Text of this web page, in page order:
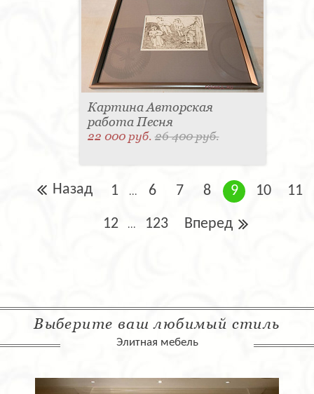
Картина Авторская
работа Песня
22 000 руб.26 400 руб.
Назад 1 ... 6 7 8 9 10 11
12 ... 123 Вперед
Выберите ваш любимый стиль
Элитная мебель